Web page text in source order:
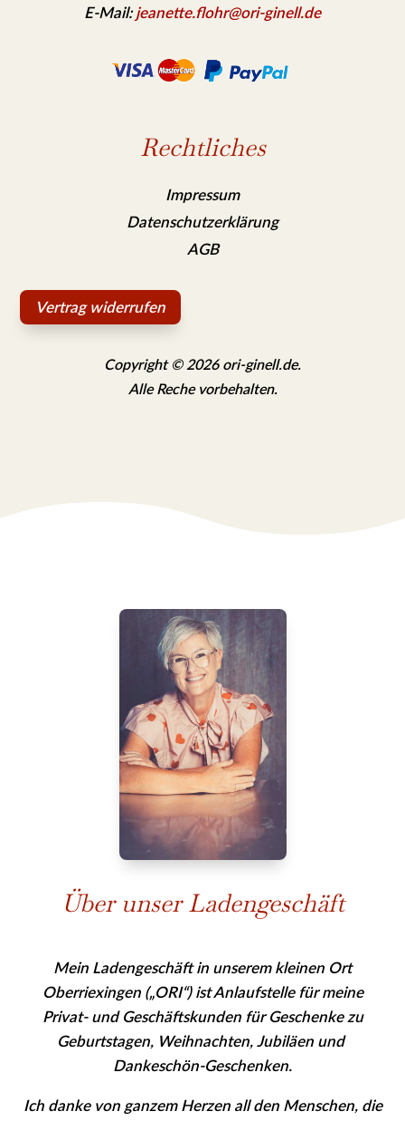
E-Mail: jeanette.flohr@ori-ginell.de
Rechtliches
Impressum
Datenschutzerklärung
AGB
Vertrag widerrufen
Copyright © 2026 ori-ginell.de.
Alle Reche vorbehalten.
Über unser Ladengeschäft
Mein Ladengeschäft in unserem kleinen Ort
Oberriexingen („ORI“) ist Anlaufstelle für meine
Privat- und Geschäfts­kunden für Geschenke zu
Geburtstagen, Weihnachten, Jubiläen und
Dankeschön-Geschenken.
Ich danke von ganzem Herzen all den Menschen, die